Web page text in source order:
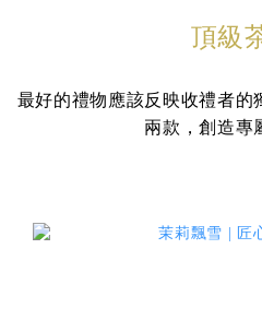
頂級
最好的禮物應該反映收禮者的
兩款，創造專